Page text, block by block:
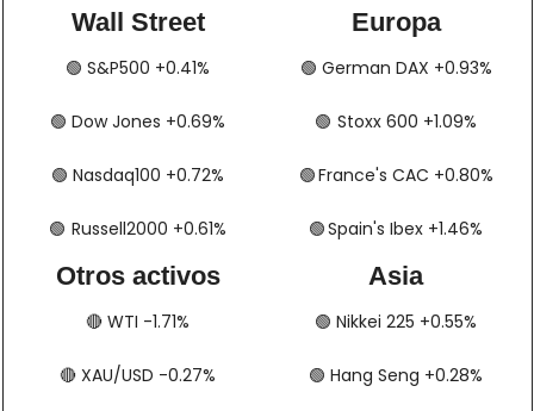
Wall Street
🟢 ​​​​ S&P500 +0.41%
🟢 ​​​​ Dow Jones +0.69%
🟢 ​​​​ Nasdaq100 +0.72%
🟢 ​​​  Russell2000 +0.61%
Otros activos
🔴 ​​​​ WTI -1.71%
🔴 ​​​​ XAU/USD -0.27%
Europa
🟢 ​​​​​​ German DAX +0.93%
🟢 ​​​​​​​​  Stoxx 600 +1.09%
🟢​​​​  France's CAC +0.80%
🟢​​​​​​​​  Spain's Ibex +1.46%
Asia
🟢 ​​​​ Nikkei 225 +0.55%
🟢 ​​​​ Hang Seng +0.28%